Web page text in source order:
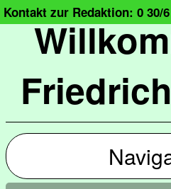
Kontakt zur Redaktion: 0 30/6